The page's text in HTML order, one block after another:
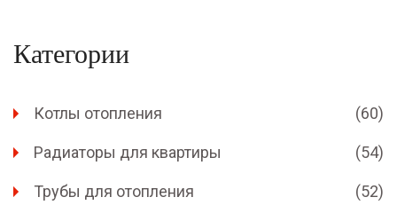
Категории
Котлы отопления (60)
Радиаторы для квартиры (54)
Трубы для отопления (52)